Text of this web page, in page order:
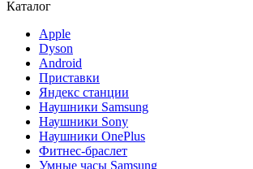
Каталог
Apple
Dyson
Android
Приставки
Яндекс станции
Наушники Samsung
Наушники Sony
Наушники OnePlus
Фитнес-браслет
Умные часы Samsung